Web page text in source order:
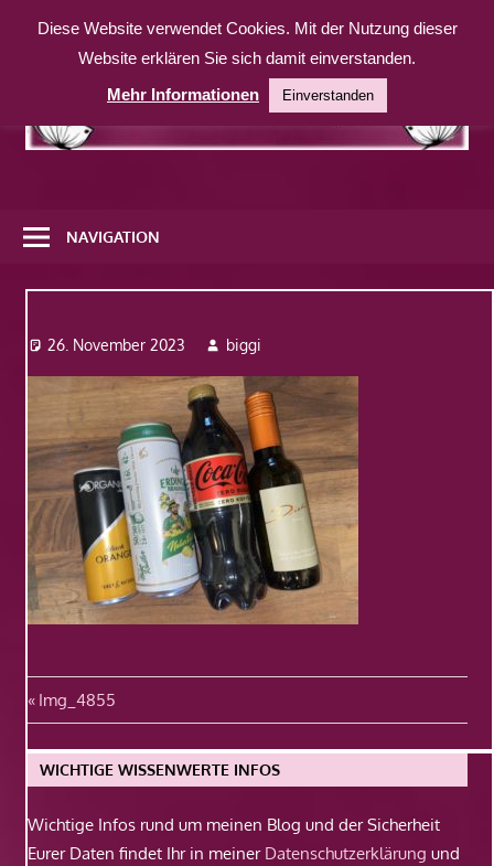
Inhalt
weitere
Website
NAVIGATION
26. November 2023 biggi
Beitragsnavigation
Vorheriger
Beitrag:
Img_4855
WICHTIGE WISSENWERTE INFOS
Wichtige Infos rund um meinen Blog und der Sicherheit
Eurer Daten findet Ihr in meiner Datenschutzerklärung und
Diese Website verwendet Cookies. Mit der Nutzung dieser
Website erklären Sie sich damit einverstanden.
Mehr Informationen
Einverstanden